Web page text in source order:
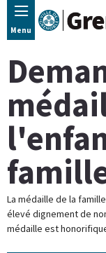
Panneau de gestion
Menu
La médaille de la
élevé dignement de
médaille est